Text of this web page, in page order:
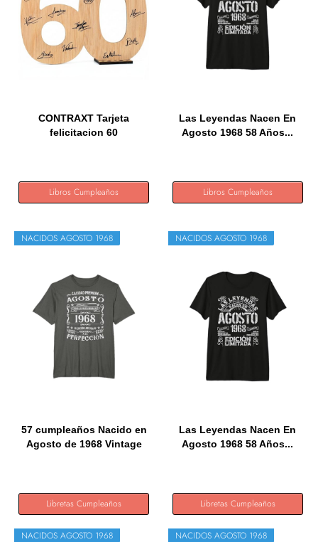
CONTRAXT Tarjeta
felicitacion 60
Libros Cumpleaños
Las Leyendas Nacen En
Agosto 1968 58 Años...
Libros Cumpleaños
NACIDOS AGOSTO 1968
57 cumpleaños Nacido en
Agosto de 1968 Vintage
Libretas Cumpleaños
NACIDOS AGOSTO 1968
Las Leyendas Nacen En
Agosto 1968 58 Años...
Libretas Cumpleaños
NACIDOS AGOSTO 1968 NACIDOS AGOSTO 1968